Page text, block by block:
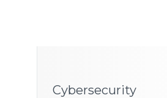
Cybersecurity